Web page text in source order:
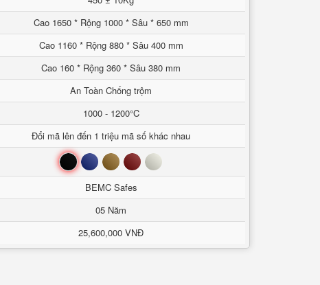
Cao 1650 * Rộng 1000 * Sâu * 650 mm
Cao 1160 * Rộng 880 * Sâu 400 mm
Cao 160 * Rộng 360 * Sâu 380 mm
An Toàn Chống trộm
1000 - 1200°C
Đổi mã lên đến 1 triệu mã số khác nhau
Đen Xanh Nâu Đỏ Trắng
BEMC Safes
05 Năm
25,600,000 VNĐ